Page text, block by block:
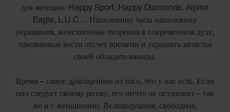
для женщин: Happy Sport, Happy Diamonds, Alpine
Eagle, L.U.C… Наполовину часы наполовину
украшения, женственные творения в современном духе,
призванные вести отсчет времени и украшать запястье
своей обладательницы.
Время – самое драгоценное из того, что у нас есть. Если
оно следует своему ритму, его ничто не остановит – так
же и с женщинами. Великодушная, свободная,